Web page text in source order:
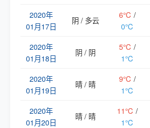
2020年
01月17日
阴 / 多云
6℃ /
0℃
2020年
01月18日
阴 / 阴
5℃ /
1℃
2020年
01月19日
晴 / 晴
9℃ /
1℃
2020年
01月20日
晴 / 晴
11℃ /
1℃